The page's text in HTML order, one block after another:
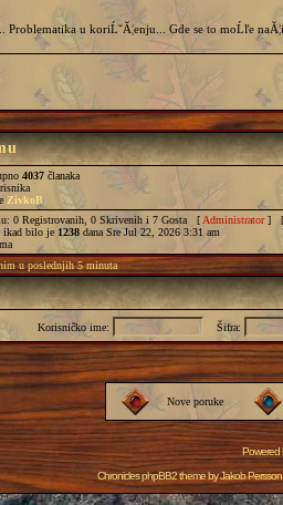
Problematika u koriĹˇĂ¦enju... Gde se to moĹľe
4037 članaka
ZivkoB
0 Registrovanih, 0 Skrivenih i 7 Gosta [ Administrator]
ikad bilo je 1238 dana Sre Jul 22, 2026 3:31 am
u poslednjih 5 minuta
Korisničko ime: Šifra:
Nove poruke
Powered
Chronicles phpBB2 theme byJakob Persson